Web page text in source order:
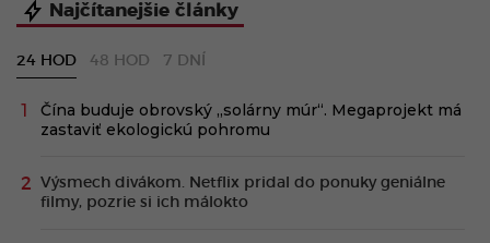
Najčítanejšie články
24 HOD 48 HOD 7 DNÍ
Čína buduje obrovský „solárny múr“. Megaprojekt má
zastaviť ekologickú pohromu
Výsmech divákom. Netflix pridal do ponuky geniálne
filmy, pozrie si ich málokto